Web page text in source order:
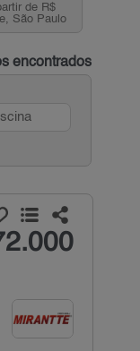
de R$
São Paulo
encontrados